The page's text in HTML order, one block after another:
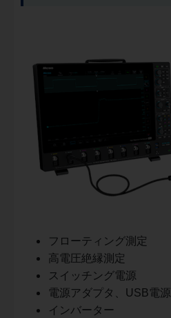
フローティング測定
高電圧絶縁測定
スイッチング電源
電源アダプタ、USB電源
インバーター